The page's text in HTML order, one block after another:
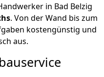
in Bad Belzig
. Von der Wand bis zum
kostengünstig und
aus.